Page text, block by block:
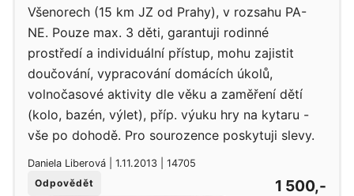
Všenorech (15 km JZ od Prahy), v rozsahu PA-
NE. Pouze max. 3 děti, garantuji rodinné
prostředí a individuální přístup, mohu zajistit
doučování, vypracování domácích úkolů,
volnočasové aktivity dle věku a zaměření dětí
(kolo, bazén, výlet), příp. výuku hry na kytaru -
vše po dohodě. Pro sourozence poskytuji slevy.
Daniela Liberová | 1.11.2013 | 14705
Odpovědět
1 500,-